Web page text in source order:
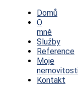
NavigationDomů
O
mně
Služby
Reference
Moje
Kontakt